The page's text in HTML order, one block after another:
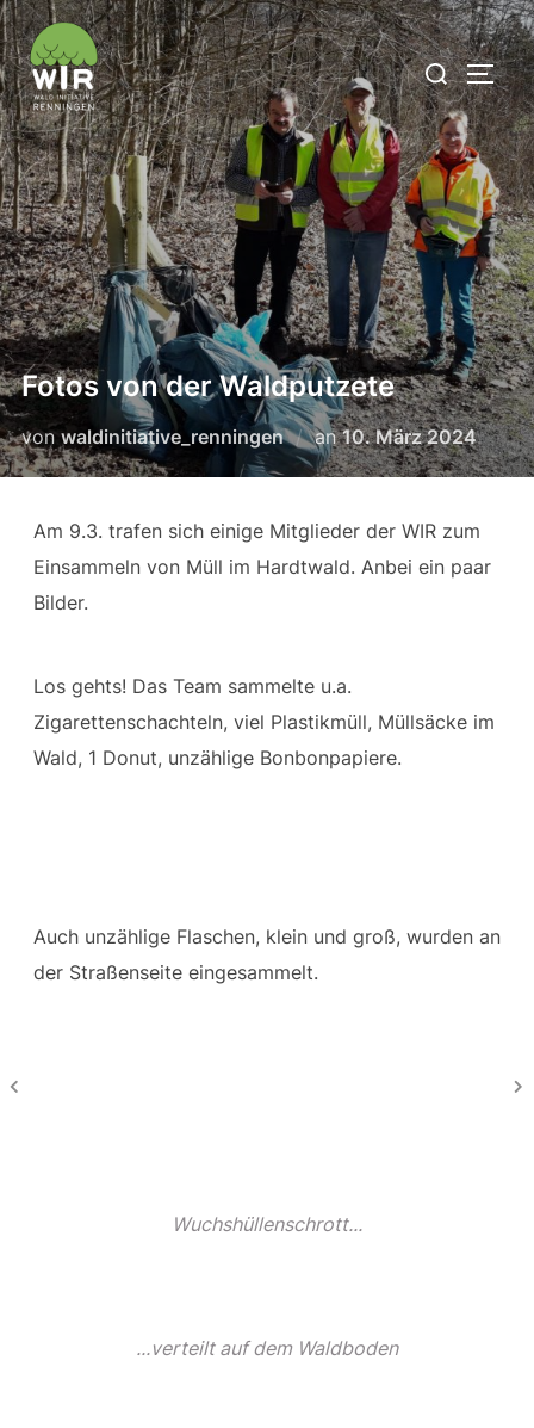
Fotos von der Waldputzete
vonwaldinitiative_renningen an10. März 2024
Am 9.3. trafen sich einige Mitglieder der WIR zum
Einsammeln von Müll im Hardtwald. Anbei ein paar
Bilder.
Los gehts! Das Team sammelte u.a.
Zigarettenschachteln, viel Plastikmüll, Müllsäcke im
Wald, 1 Donut, unzählige Bonbonpapiere.
Auch unzählige Flaschen, klein und groß, wurden an
der Straßenseite eingesammelt.
Wuchshüllenschrott...
...verteilt auf dem Waldboden